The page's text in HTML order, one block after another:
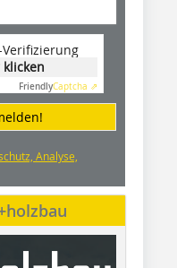
klicken
FriendlyCaptcha ⇗
Analyse,